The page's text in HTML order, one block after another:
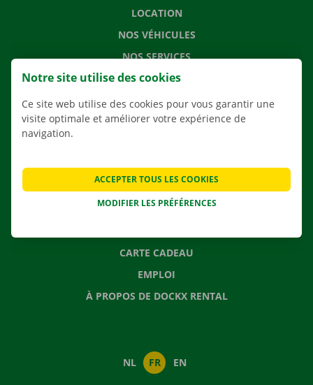
LOCATION
NOS VÉHICULES
NOS SERVICES
AGENCES
APPLI
SOLUTIONS DE DÉMÉNAGEMENT
QUESTIONS FRÉQUENTES
CARTE CADEAU
EMPLOI
À PROPOS DE DOCKX RENTAL
NL FR EN
Notre site utilise des cookies
Ce site web utilise des cookies pour vous garantir une
visite optimale et améliorer votre expérience de
navigation.
MODIFIER LES PRÉFÉRENCES
ACCEPTER TOUS LES COOKIES